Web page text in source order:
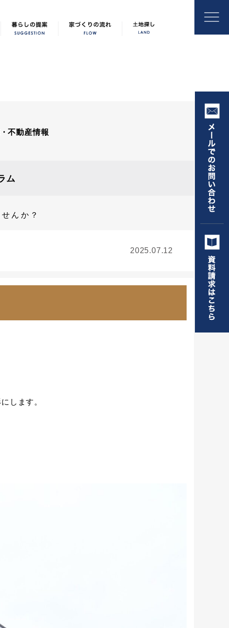
不動産情報
ム
んか？
2025.07.12
します。